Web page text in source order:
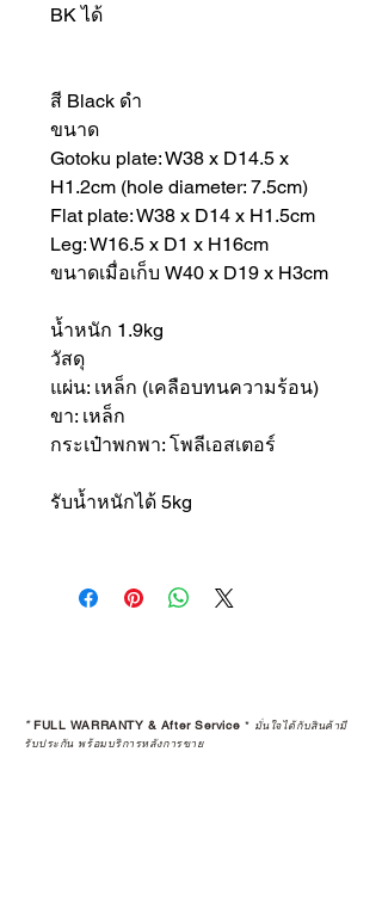
BK ได้
สี Black ดำ
ขนาด
Gotoku plate: W38 x D14.5 x
H1.2cm (hole diameter: 7.5cm)
Flat plate: W38 x D14 x H1.5cm
Leg: W16.5 x D1 x H16cm
ขนาดเมื่อเก็บ W40 x D19 x H3cm
น้ำหนัก 1.9kg
วัสดุ
แผ่น: เหล็ก (เคลือบทนความร้อน)
ขา: เหล็ก
กระเป๋าพกพา: โพลีเอสเตอร์
รับน้ำหนักได้ 5kg
*FULL WARRANTY & After Service * มั่นใจได้กับสินค้ามี
รับประกัน พร้อมบริการหลังการขาย